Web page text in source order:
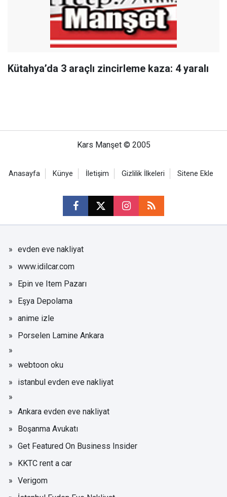
Kütahya’da 3 araçlı zincirleme kaza: 4 yaralı
Kars Manşet © 2005
Anasayfa Künye İletişim Gizlilik İlkeleri Sitene Ekle
evden eve nakliyat
www.idilcar.com
Epin ve Item Pazarı
Eşya Depolama
anime izle
Porselen Lamine Ankara
webtoon oku
istanbul evden eve nakliyat
Ankara evden eve nakliyat
Boşanma Avukatı
Get Featured On Business Insider
KKTC rent a car
Verigom